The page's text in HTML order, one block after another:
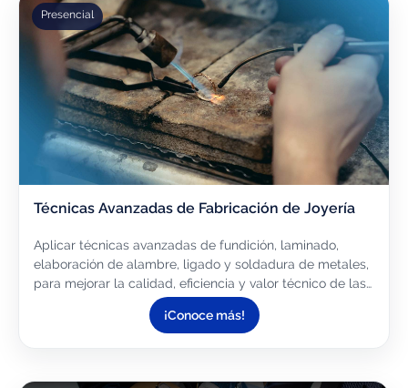
Presencial
Técnicas Avanzadas de Fabricación de Joyería
Aplicar técnicas avanzadas de fundición, laminado,
elaboración de alambre, ligado y soldadura de metales,
para mejorar la calidad, eficiencia y valor técnico de las
piezas producidas en el ámbito de la joyería...
¡Conoce más!